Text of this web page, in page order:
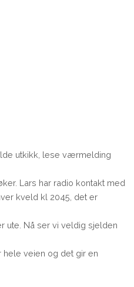
utkikk, lese værmelding
Lars har radio kontakt med
kveld kl 2045, det er
ute. Nå ser vi veldig sjelden
hele veien og det gir en